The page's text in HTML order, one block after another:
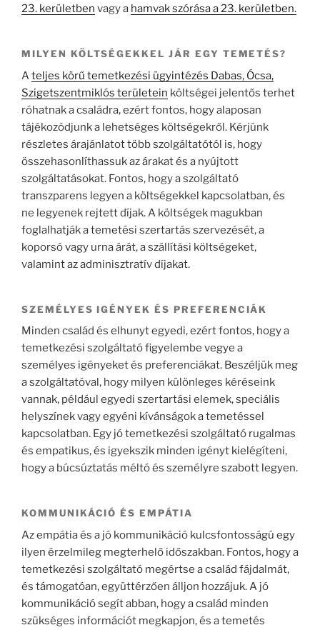
23. kerületben vagy a hamvak szórása a 23. kerületben.
MILYEN KÖLTSÉGEKKEL JÁR EGY TEMETÉS?
A teljes körű temetkezési ügyintézés Dabas, Ócsa,
Szigetszentmiklós területein költségei jelentős terhet
róhatnak a családra, ezért fontos, hogy alaposan
tájékozódjunk a lehetséges költségekről. Kérjünk
részletes árajánlatot több szolgáltatótól is, hogy
összehasonlíthassuk az árakat és a nyújtott
szolgáltatásokat. Fontos, hogy a szolgáltató
transzparens legyen a költségekkel kapcsolatban, és
ne legyenek rejtett díjak. A költségek magukban
foglalhatják a temetési szertartás szervezését, a
koporsó vagy urna árát, a szállítási költségeket,
valamint az adminisztratív díjakat.
SZEMÉLYES IGÉNYEK ÉS PREFERENCIÁK
Minden család és elhunyt egyedi, ezért fontos, hogy a
temetkezési szolgáltató figyelembe vegye a
személyes igényeket és preferenciákat. Beszéljük meg
a szolgáltatóval, hogy milyen különleges kéréseink
vannak, például egyedi szertartási elemek, speciális
helyszínek vagy egyéni kívánságok a temetéssel
kapcsolatban. Egy jó temetkezési szolgáltató rugalmas
és empatikus, és igyekszik minden igényt kielégíteni,
hogy a búcsúztatás méltó és személyre szabott legyen.
KOMMUNIKÁCIÓ ÉS EMPÁTIA
Az empátia és a jó kommunikáció kulcsfontosságú egy
ilyen érzelmileg megterhelő időszakban. Fontos, hogy a
temetkezési szolgáltató megértse a család fájdalmát,
és támogatóan, együttérzően álljon hozzájuk. A jó
kommunikáció segít abban, hogy a család minden
szükséges információt megkapjon, és a temetés